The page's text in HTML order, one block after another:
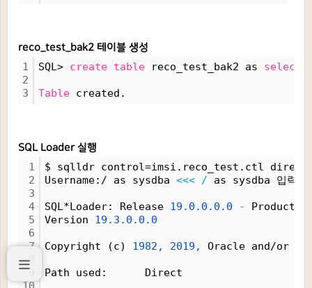
reco_test_bak2 테이블 생성
1
2
3
SQL> create table reco_test_bak2 as select
Table created.
SQL Loader 실행
1
2
3
4
5
6
7
8
9
$ sqlldr control=imsi.reco_test.ctl
Username:/ as sysdba <<< / as sysdba 입력
SQL*Loader: Release 19.0.0.0.0 -
Version 19.3.0.0.0
Copyright (c) 1982, 2019, Oracle and/or
Path used:      Direct